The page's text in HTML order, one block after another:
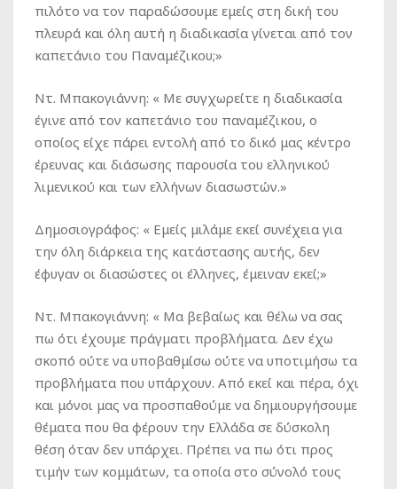
πιλότο να τον παραδώσουμε εμείς στη δική του
πλευρά και όλη αυτή η διαδικασία γίνεται από τον
καπετάνιο του Παναμέζικου;»
Ντ. Μπακογιάννη: « Με συγχωρείτε η διαδικασία
έγινε από τον καπετάνιο του παναμέζικου, ο
οποίος είχε πάρει εντολή από το δικό μας κέντρο
έρευνας και διάσωσης παρουσία του ελληνικού
λιμενικού και των ελλήνων διασωστών.»
Δημοσιογράφος: « Εμείς μιλάμε εκεί συνέχεια για
την όλη διάρκεια της κατάστασης αυτής, δεν
έφυγαν οι διασώστες οι έλληνες, έμειναν εκεί;»
Ντ. Μπακογιάννη: « Μα βεβαίως και θέλω να σας
πω ότι έχουμε πράγματι προβλήματα. Δεν έχω
σκοπό ούτε να υποβαθμίσω ούτε να υποτιμήσω τα
προβλήματα που υπάρχουν. Από εκεί και πέρα, όχι
και μόνοι μας να προσπαθούμε να δημιουργήσουμε
θέματα που θα φέρουν την Ελλάδα σε δύσκολη
θέση όταν δεν υπάρχει. Πρέπει να πω ότι προς
τιμήν των κομμάτων, τα οποία στο σύνολό τους